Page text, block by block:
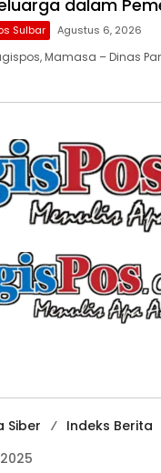
dalam
Sulbar Agustus 6, 2026
Mamasa – Dinas
Siber
Indeks Berita